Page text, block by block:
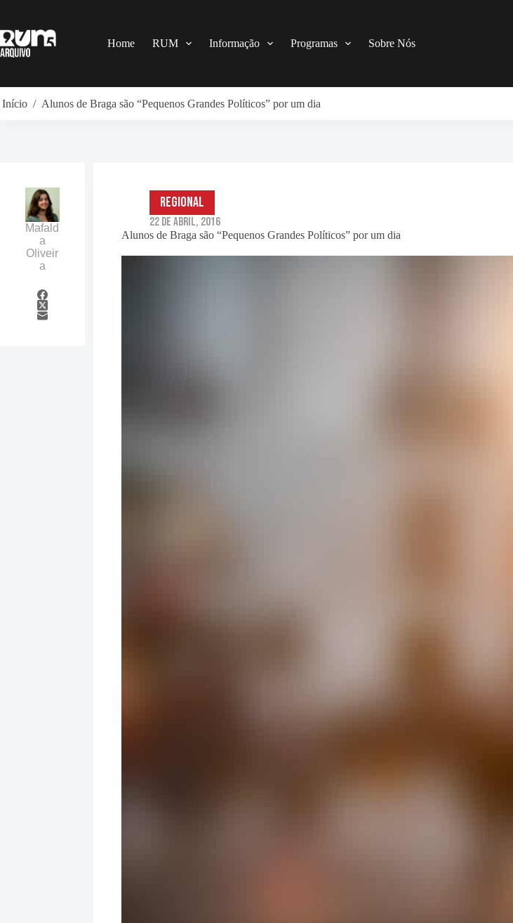
o
conteúdo
Home RUM Informação Programas Sobre Nós
Início / Alunos de Braga são “Pequenos Grandes Políticos” por um dia
Alunos de Braga são “Pequenos Grandes Políticos” por um dia
Regional
22 de Abril, 2016
Mafald
a
Oliveir
a